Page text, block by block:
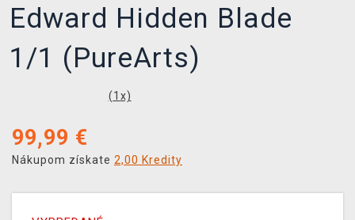
Edward Hidden Blade
1/1 (PureArts)
(1 x)
99,99 €
Nákupom získate 2,00 Kredity